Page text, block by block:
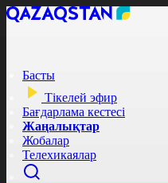
Басты
Тікелей эфир
Бағдарлама кестесі
Жаңалықтар
Жобалар
Телехикаялар